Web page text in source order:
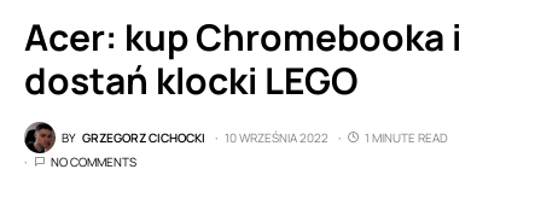
Acer: kup Chromebooka i
dostań klocki LEGO
BY GRZEGORZ CICHOCKI 10 WRZEŚNIA 2022
1 MINUTE READ
NO COMMENTS